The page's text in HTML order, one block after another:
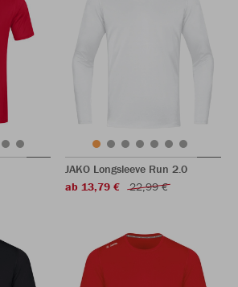
JAKO Longsleeve Run 2.0
ab 13,79 €
22,99 €